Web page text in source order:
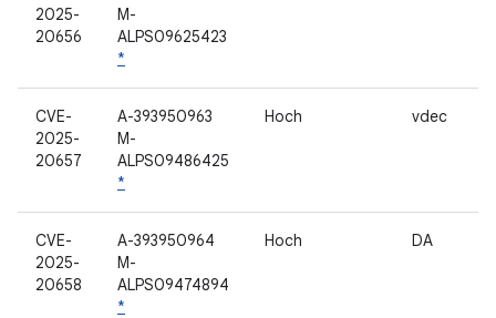
2025-
20656
M-
ALPS09625423
*
CVE-
2025-
20657
A-393950963
M-
ALPS09486425
*
Hoch vdec
CVE-
2025-
20658
A-393950964
M-
ALPS09474894
*
Hoch DA